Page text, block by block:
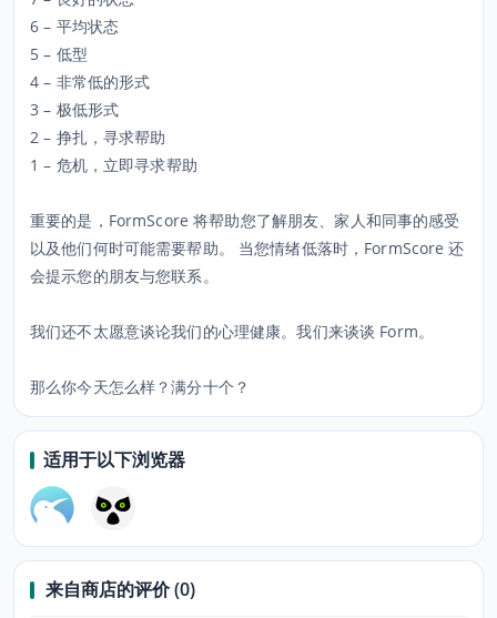
6 – 平均状态
5 – 低型
4 – 非常低的形式
3 – 极低形式
2 – 挣扎，寻求帮助
1 – 危机，立即寻求帮助
重要的是，FormScore 将帮助您了解朋友、家人和同事的感受
以及他们何时可能需要帮助。 当您情绪低落时，FormScore 还
会提示您的朋友与您联系。
我们还不太愿意谈论我们的心理健康。我们来谈谈 Form。
那么你今天怎么样？满分十个？
适用于以下浏览器
来自商店的评价 (0)